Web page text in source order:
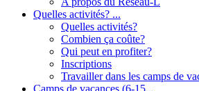
Quelles activités? ...
Quelles activités?
Combien ça coûte?
Qui peut en profiter?
Inscriptions
Travailler dans les camps de
Camps de vacances (6-15...